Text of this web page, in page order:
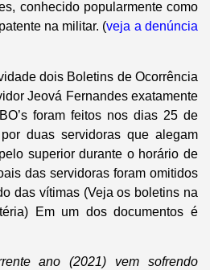
conhecido popularmente como
na militar. (veja a denúncia
dois Boletins de Ocorrência
Jeová Fernandes exatamente
foram feitos nos dias 25 de
duas servidoras que alegam
superior durante o horário de
das servidoras foram omitidos
das vítimas (Veja os boletins na
Em um dos documentos é
ano (2021) vem sofrendo